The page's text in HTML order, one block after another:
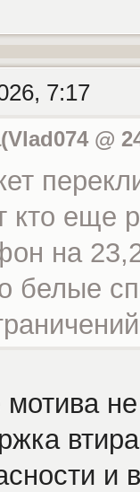
7:17
@
кто еще
на
белые
и